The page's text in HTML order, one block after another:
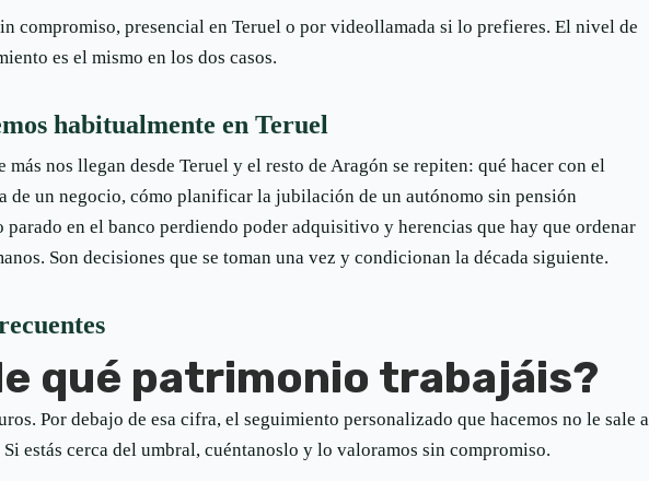
compromiso, presencial en Teruel o por videollamada si lo prefieres. El nivel de
es el mismo en los dos casos.
habitualmente en Teruel
más nos llegan desde Teruel y el resto de Aragón se repiten: qué hacer con el
de un negocio, cómo planificar la jubilación de un autónomo sin pensión
en el banco perdiendo poder adquisitivo y herencias que hay que ordenar
Son decisiones que se toman una vez y condicionan la década siguiente.
qué patrimonio trabajáis?
Por debajo de esa cifra, el seguimiento personalizado que hacemos no le sale a
estás cerca del umbral, cuéntanoslo y lo valoramos sin compromiso.